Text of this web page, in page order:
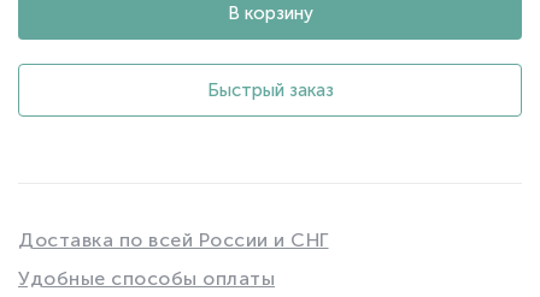
В корзину
Быстрый заказ
Доставка по всей России и СНГ
Удобные способы оплаты